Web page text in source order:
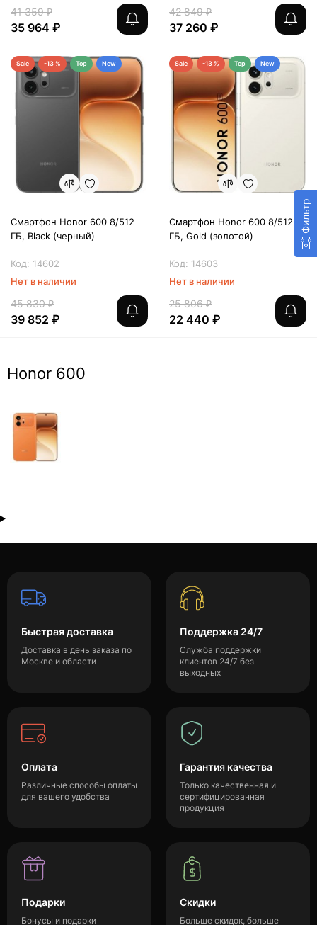
Фильтр
41 359 ₽
35 964 ₽
42 849 ₽
37 260 ₽
Sale -13 % Top New
Смартфон Honor 600 8/512
ГБ, Black (черный)
Код: 14602
Нет в наличии
45 830 ₽
39 852 ₽
Sale -13 % Top New
Смартфон Honor 600 8/512
ГБ, Gold (золотой)
Код: 14603
Нет в наличии
25 806 ₽
22 440 ₽
Honor 600
Быстрая доставка
Доставка в день заказа по
Москве и области
Поддержка 24/7
Служба поддержки
клиентов 24/7 без
выходных
Оплата
Различные способы оплаты
для вашего удобства
Гарантия качества
Только качественная и
сертифицированная
продукция
Подарки
Бонусы и подарки
Скидки
Больше скидок, больше